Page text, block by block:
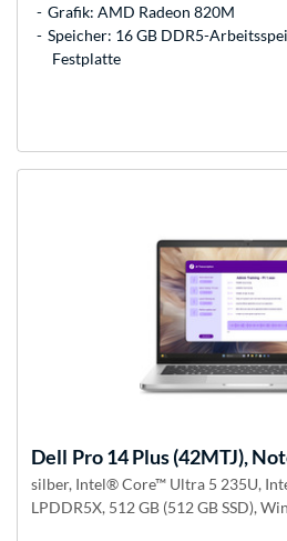
Grafik: AMD Radeon 820M
Speicher: 16 GB DDR5-
Festplatte
Dell Pro 14 Plus (42MTJ),
silber, Intel® Core™ Ultra 5 235U,
LPDDR5X, 512 GB (512 GB SSD),